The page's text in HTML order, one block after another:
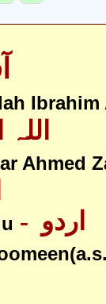
Ibrahim
Ahmed